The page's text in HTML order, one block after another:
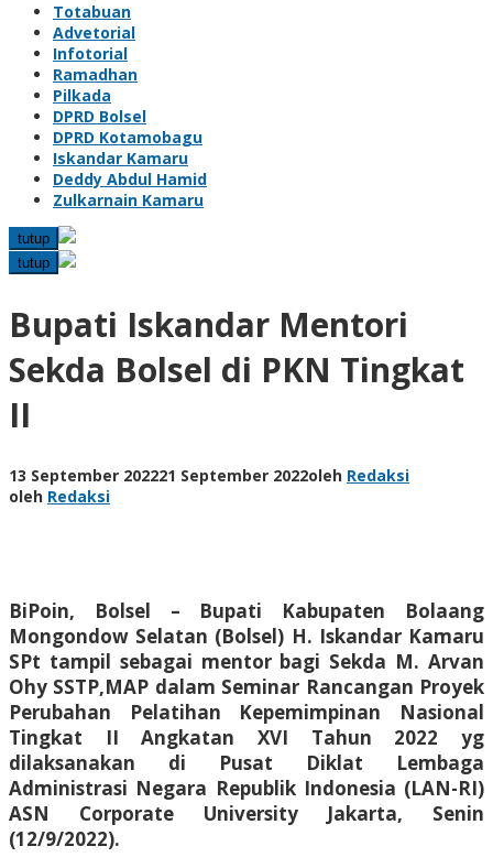
Totabuan
Advetorial
Infotorial
Ramadhan
Pilkada
DPRD Bolsel
DPRD Kotamobagu
Iskandar Kamaru
Deddy Abdul Hamid
Zulkarnain Kamaru
tutup
tutup
Bupati Iskandar Mentori
Sekda Bolsel di PKN Tingkat
II
13 September 202221 September 2022oleh Redaksi
oleh Redaksi
BiPoin, Bolsel – Bupati Kabupaten Bolaang
Mongondow Selatan (Bolsel) H. Iskandar Kamaru
SPt tampil sebagai mentor bagi Sekda M. Arvan
Ohy SSTP,MAP dalam Seminar Rancangan Proyek
Perubahan Pelatihan Kepemimpinan Nasional
Tingkat II Angkatan XVI Tahun 2022 yg
dilaksanakan di Pusat Diklat Lembaga
Administrasi Negara Republik Indonesia (LAN-RI)
ASN Corporate University Jakarta, Senin
(12/9/2022).